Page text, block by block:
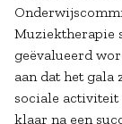
Muziektherapie
geëvalueerd
aan dat het gala
sociale activiteit
klaar na een